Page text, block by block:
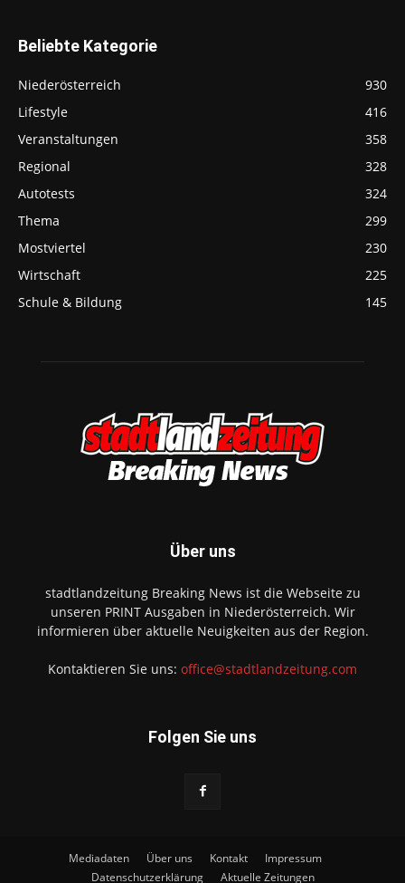
Beliebte Kategorie
Niederösterreich
930
Lifestyle
416
Veranstaltungen
358
Regional
328
Autotests
324
Thema
299
Mostviertel
230
Wirtschaft
225
Schule & Bildung
145
Über uns
stadtlandzeitung Breaking News ist die Webseite zu
unseren PRINT Ausgaben in Niederösterreich. Wir
informieren über aktuelle Neuigkeiten aus der Region.
Kontaktieren Sie uns: office@stadtlandzeitung.com
Folgen Sie uns
Mediadaten Über uns Kontakt
Impressum
Datenschutzerklärung
Aktuelle Zeitungen